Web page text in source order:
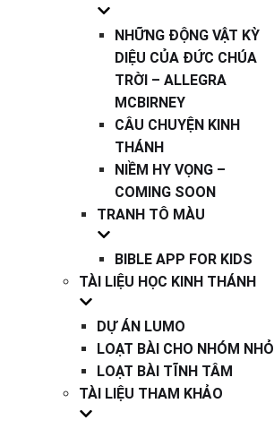
NHỮNG ĐỘNG VẬT KỲ
DIỆU CỦA ĐỨC CHÚA
TRỜI – ALLEGRA
MCBIRNEY
CÂU CHUYỆN KINH
THÁNH
NIỀM HY VỌNG –
COMING SOON
TRANH TÔ MÀU
BIBLE APP FOR KIDS
TÀI LIỆU HỌC KINH THÁNH
DỰ ÁN LUMO
LOẠT BÀI CHO NHÓM NHỎ
LOẠT BÀI TĨNH TÂM
TÀI LIỆU THAM KHẢO